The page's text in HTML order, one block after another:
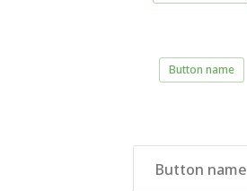
Button name
Button name